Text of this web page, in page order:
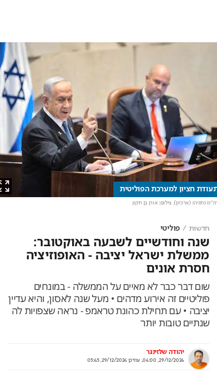
נתניהו (ארכיון). צילום: אורן בן חקון
חציון למערכת הפוליטית
חדשות פוליטי
שנה וחודשיים לשבעה באוקטובר:
ממשלת ישראל יציבה - האופוזיציה
חסרת אונים
שום דבר כבר לא מאיים על הממשלה - במונחים
פוליטיים זה אירוע מדהים • מעל שנה לאסון, והיא עדיין
יציבה • עם תחילת כהונת טראמפ - נראה שצפויות לה
שנתיים טובות יותר
יהודה שלזינגר
29/12/2024, 04:00
,עודכן29/12/2024, 05:45